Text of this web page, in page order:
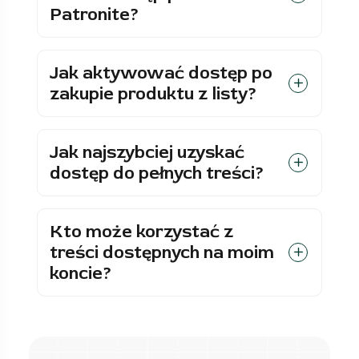
Patronite?
Jak aktywować dostęp po
zakupie produktu z listy?
Jak najszybciej uzyskać
dostęp do pełnych treści?
Kto może korzystać z
treści dostępnych na moim
koncie?